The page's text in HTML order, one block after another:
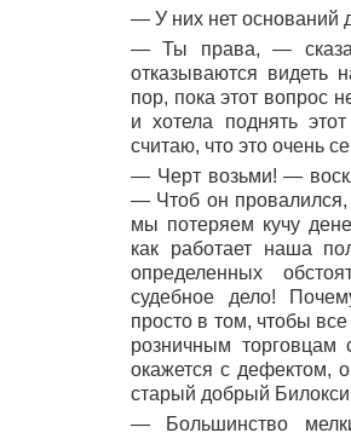
— У них нет оснований
— Ты права, —
отказываются видеть
пор, пока этот вопрос
и хотела поднять
считаю, что это очень
— Черт возьми! —
— Чтоб он провалился,
мы потеряем кучу
как работает наша
определенных
судебное дело!
просто в том, чтобы
розничным торговцам
окажется с дефектом,
старый добрый
— Большинство